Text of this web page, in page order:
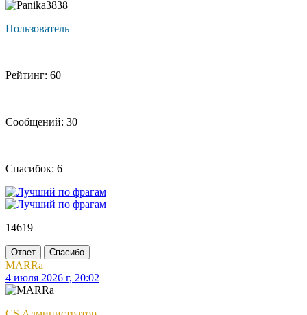
Пользователь
Рейтинг: 60
Сообщений: 30
Спасибок: 6
14619
Ответ Спасибо
MARRa
4 июля 2026 г, 20:02